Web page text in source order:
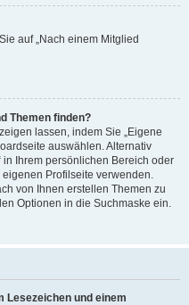
auf „Nach einem Mitglied
Themen finden?
lassen, indem Sie „Eigene
auswählen. Alternativ
in Ihrem persönlichen Bereich oder
eigenen Profilseite verwenden.
von Ihnen erstellen Themen zu
Optionen in die Suchmaske ein.
Lesezeichen und einem